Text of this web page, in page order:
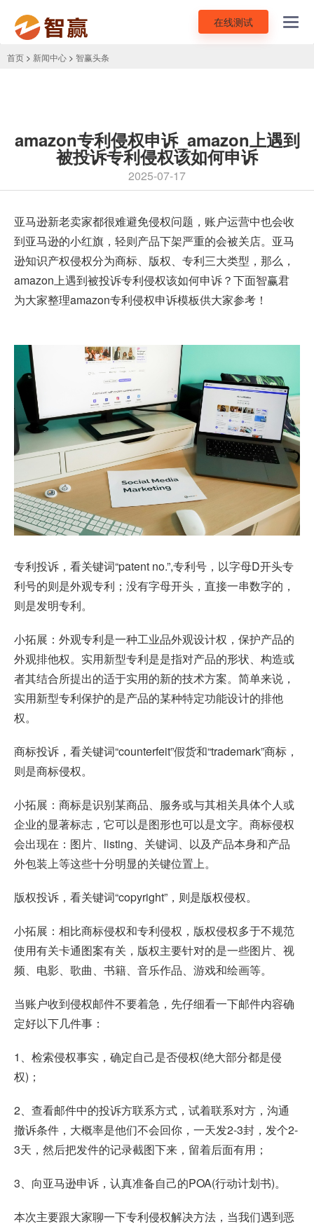
在线测试
首页 > 新闻中心 > 智赢头条
amazon专利侵权申诉_amazon上遇到
被投诉专利侵权该如何申诉
2025-07-17
亚马逊新老卖家都很难避免侵权问题，账户运营中也会收
到亚马逊的小红旗，轻则产品下架严重的会被关店。亚马
逊知识产权侵权分为商标、版权、专利三大类型，那么，
amazon上遇到被投诉专利侵权该如何申诉？下面智赢君
为大家整理amazon专利侵权申诉模板供大家参考！
专利投诉，看关键词“patent no.”,专利号，以字母D开头专
利号的则是外观专利；没有字母开头，直接一串数字的，
则是发明专利。
小拓展：外观专利是一种工业品外观设计权，保护产品的
外观排他权。实用新型专利是是指对产品的形状、构造或
者其结合所提出的适于实用的新的技术方案。简单来说，
实用新型专利保护的是产品的某种特定功能设计的排他
权。
商标投诉，看关键词“counterfeit”假货和“trademark”商标，
则是商标侵权。
小拓展：商标是识别某商品、服务或与其相关具体个人或
企业的显著标志，它可以是图形也可以是文字。商标侵权
会出现在：图片、listing、关键词、以及产品本身和产品
外包装上等这些十分明显的关键位置上。
版权投诉，看关键词“copyright”，则是版权侵权。
小拓展：相比商标侵权和专利侵权，版权侵权多于不规范
使用有关卡通图案有关，版权主要针对的是一些图片、视
频、电影、歌曲、书籍、音乐作品、游戏和绘画等。
当账户收到侵权邮件不要着急，先仔细看一下邮件内容确
定好以下几件事：
1、检索侵权事实，确定自己是否侵权(绝大部分都是侵
权)；
2、查看邮件中的投诉方联系方式，试着联系对方，沟通
撤诉条件，大概率是他们不会回你，一天发2-3封，发个2-
3天，然后把发件的记录截图下来，留着后面有用；
3、向亚马逊申诉，认真准备自己的POA(行动计划书)。
本次主要跟大家聊一下专利侵权解决方法，当我们遇到恶